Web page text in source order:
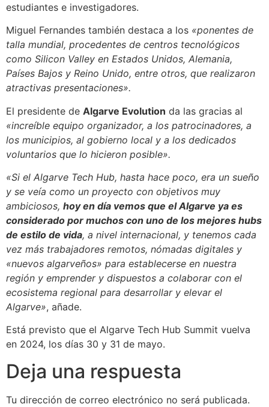
estudiantes e investigadores.
Miguel Fernandes también destaca a los «ponentes de
talla mundial, procedentes de centros tecnológicos
como Silicon Valley en Estados Unidos, Alemania,
Países Bajos y Reino Unido, entre otros, que realizaron
atractivas presentaciones».
El presidente de Algarve Evolution da las gracias al
«increíble equipo organizador, a los patrocinadores, a
los municipios, al gobierno local y a los dedicados
voluntarios que lo hicieron posible».
«Si el Algarve Tech Hub, hasta hace poco, era un sueño
y se veía como un proyecto con objetivos muy
ambiciosos, hoy en día vemos que el Algarve ya es
considerado por muchos con uno de los mejores hubs
de estilo de vida, a nivel internacional, y tenemos cada
vez más trabajadores remotos, nómadas digitales y
«nuevos algarveños» para establecerse en nuestra
región y emprender y dispuestos a colaborar con el
ecosistema regional para desarrollar y elevar el
Algarve», añade.
Está previsto que el Algarve Tech Hub Summit vuelva
en 2024, los días 30 y 31 de mayo.
Deja una respuesta
Tu dirección de correo electrónico no será publicada.